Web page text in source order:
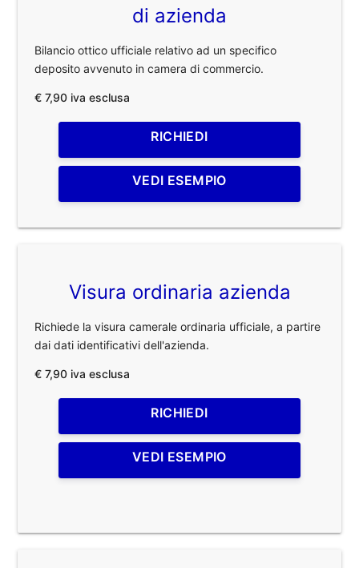
di azienda
Bilancio ottico ufficiale relativo ad un specifico
deposito avvenuto in camera di commercio.
€ 7,90 iva esclusa
RICHIEDI
VEDI ESEMPIO
Visura ordinaria azienda
Richiede la visura camerale ordinaria ufficiale, a partire
dai dati identificativi dell'azienda.
€ 7,90 iva esclusa
RICHIEDI
VEDI ESEMPIO